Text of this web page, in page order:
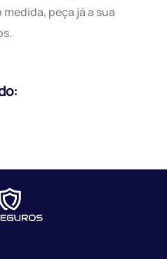
peça já a sua